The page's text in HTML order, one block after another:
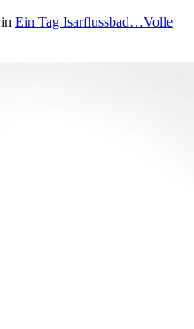
in Ein Tag Isarflussbad…Volle